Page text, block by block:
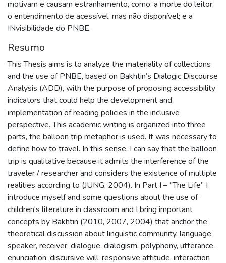
motivam e causam estranhamento, como: a morte do leitor;
o entendimento de acessível, mas não disponível; e a
INvisibilidade do PNBE.
Resumo
This Thesis aims is to analyze the materiality of collections
and the use of PNBE, based on Bakhtin’s Dialogic Discourse
Analysis (ADD), with the purpose of proposing accessibility
indicators that could help the development and
implementation of reading policies in the inclusive
perspective. This academic writing is organized into three
parts, the balloon trip metaphor is used. It was necessary to
define how to travel. In this sense, I can say that the balloon
trip is qualitative because it admits the interference of the
traveler / researcher and considers the existence of multiple
realities according to (JUNG, 2004). In Part I – “The Life” I
introduce myself and some questions about the use of
children's literature in classroom and I bring important
concepts by Bakhtin (2010, 2007, 2004) that anchor the
theoretical discussion about linguistic community, language,
speaker, receiver, dialogue, dialogism, polyphony, utterance,
enunciation, discursive will, responsive attitude, interaction